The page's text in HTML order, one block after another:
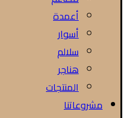
أعمدة
أسوار
سلالم
هناجر
المنتجات
مشروعاتنا